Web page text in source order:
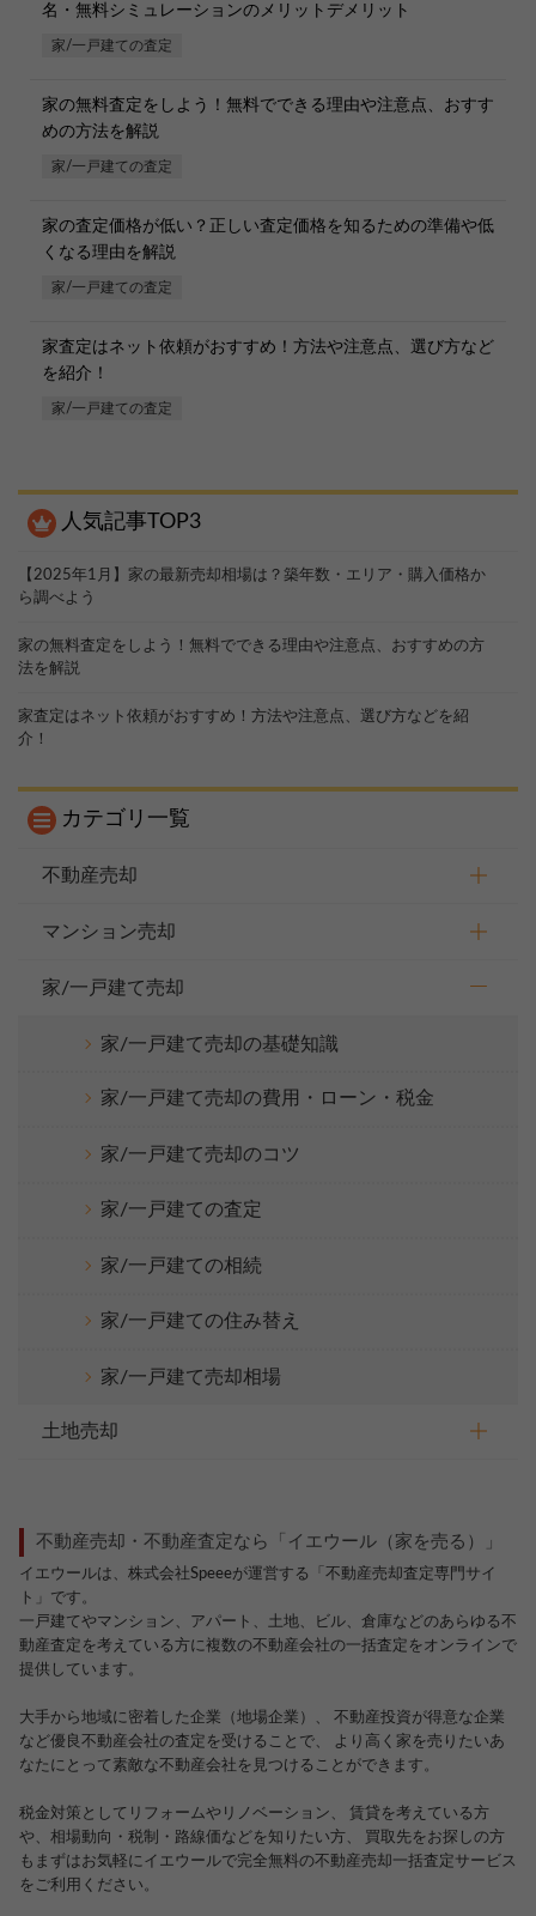
名・無料シミュレーションのメリットデメリット
家/一戸建ての査定
家の無料査定をしよう！無料でできる理由や注意点、おすす
めの方法を解説
家/一戸建ての査定
家の査定価格が低い？正しい査定価格を知るための準備や低
くなる理由を解説
家/一戸建ての査定
家査定はネット依頼がおすすめ！方法や注意点、選び方など
を紹介！
家/一戸建ての査定
人気記事TOP3
【2025年1月】家の最新売却相場は？築年数・エリア・購入価格か
ら調べよう
家の無料査定をしよう！無料でできる理由や注意点、おすすめの方
法を解説
家査定はネット依頼がおすすめ！方法や注意点、選び方などを紹
介！
カテゴリ一覧
不動産売却
マンション売却
家/一戸建て売却
家/一戸建て売却の基礎知識
家/一戸建て売却の費用・ローン・税金
家/一戸建て売却のコツ
家/一戸建ての査定
家/一戸建ての相続
家/一戸建ての住み替え
家/一戸建て売却相場
土地売却
不動産売却・不動産査定なら「イエウール（家を売る）」
イエウールは、株式会社Speeeが運営する「不動産売却査定専門サイ
ト」です。
一戸建てやマンション、アパート、土地、ビル、倉庫などのあらゆる不
動産査定を考えている方に複数の不動産会社の一括査定をオンラインで
提供しています。
大手から地域に密着した企業（地場企業）、 不動産投資が得意な企業
など優良不動産会社の査定を受けることで、 より高く家を売りたいあ
なたにとって素敵な不動産会社を見つけることができます。
税金対策としてリフォームやリノベーション、 賃貸を考えている方
や、相場動向・税制・路線価などを知りたい方、 買取先をお探しの方
もまずはお気軽にイエウールで完全無料の不動産売却一括査定サービス
をご利用ください。